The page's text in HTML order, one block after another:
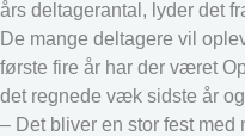
års deltagerantal, lyder det
De mange deltagere vil
første fire år har der været
det regnede væk sidste år
– Det bliver en stor fest